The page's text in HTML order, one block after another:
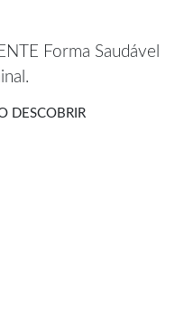
Forma Saudável
DESCOBRIR